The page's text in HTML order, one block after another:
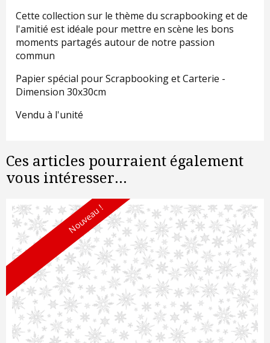
Cette collection sur le thème du scrapbooking et de
l'amitié est idéale pour mettre en scène les bons
moments partagés autour de notre passion
commun
Papier spécial pour Scrapbooking et Carterie -
Dimension 30x30cm
Vendu à l'unité
Ces articles pourraient également
vous intéresser...
Nouveau !